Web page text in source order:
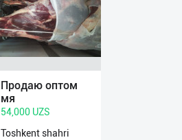
Продаю оптом
мя
54,000 UZS
Toshkent shahri